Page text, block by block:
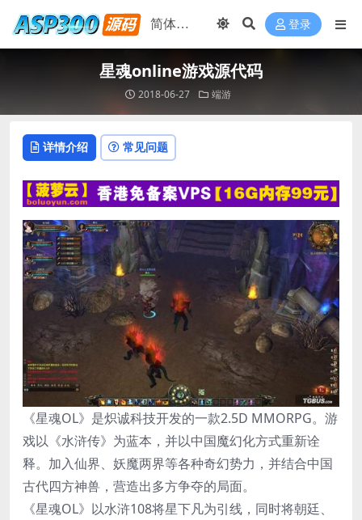
登录
星魂online游戏源代码
2018-06-27 端游
详情介绍 常见问题
《星魂OL》是炽诚科技开发的一款2.5D MMORPG。游
戏以《水浒传》为蓝本，并以中国魔幻化方式重新诠
释。加入仙界、妖魔两界等各种奇幻势力，并结合中国
古代四方神兽，营造出多方争夺的局面。
《星魂OL》以水浒108将星下凡为引线，同时将朝廷、